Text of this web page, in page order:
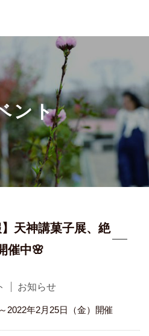
ント
】天神講菓子展、絶
催中🌸
お知らせ
2022年2月25日（金）開催